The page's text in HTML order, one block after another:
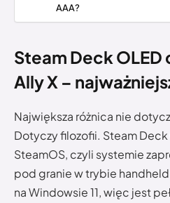
AAA?
Steam Deck OLED
Ally X –
Największa różnica nie
Dotyczy filozofii. Steam Deck
SteamOS, czyli systemie
pod granie w trybie handheld.
na Windowsie 11, więc jest